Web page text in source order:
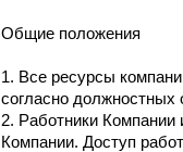
Общие положения
Все ресурсы
согласно должностных
Работники
Компании. Доступ